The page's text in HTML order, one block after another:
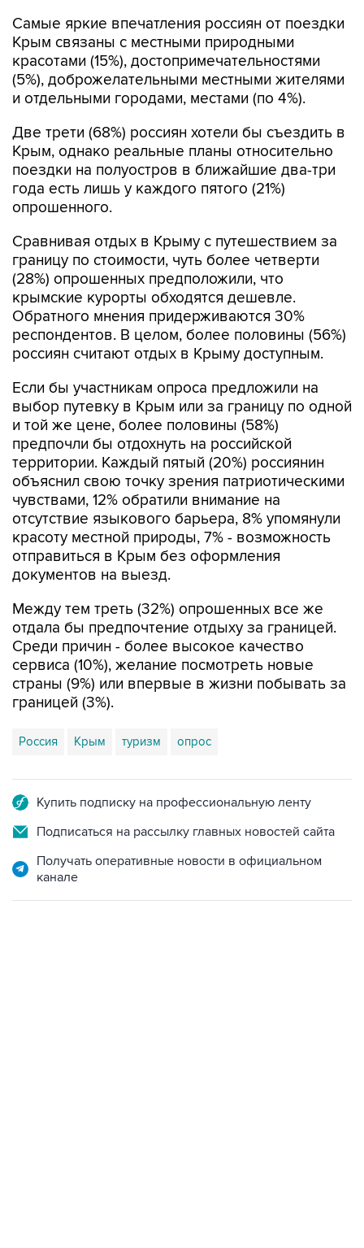
Самые яркие впечатления россиян от поездки
Крым связаны с местными природными
красотами (15%), достопримечательностями
(5%), доброжелательными местными жителями
и отдельными городами, местами (по 4%).
Две трети (68%) россиян хотели бы съездить в
Крым, однако реальные планы относительно
поездки на полуостров в ближайшие два-три
года есть лишь у каждого пятого (21%)
опрошенного.
Сравнивая отдых в Крыму с путешествием за
границу по стоимости, чуть более четверти
(28%) опрошенных предположили, что
крымские курорты обходятся дешевле.
Обратного мнения придерживаются 30%
респондентов. В целом, более половины (56%)
россиян считают отдых в Крыму доступным.
Если бы участникам опроса предложили на
выбор путевку в Крым или за границу по одной
и той же цене, более половины (58%)
предпочли бы отдохнуть на российской
территории. Каждый пятый (20%) россиянин
объяснил свою точку зрения патриотическими
чувствами, 12% обратили внимание на
отсутствие языкового барьера, 8% упомянули
красоту местной природы, 7% - возможность
отправиться в Крым без оформления
документов на выезд.
Между тем треть (32%) опрошенных все же
отдала бы предпочтение отдыху за границей.
Среди причин - более высокое качество
сервиса (10%), желание посмотреть новые
страны (9%) или впервые в жизни побывать за
границей (3%).
Россия Крым туризм опрос
Купить подписку на профессиональную ленту
Подписаться на рассылку главных новостей сайта
Получать оперативные новости в официальном
канале